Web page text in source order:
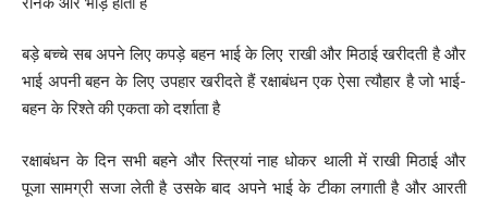
बड़े बच्चे सब अपने लिए कपड़े बहन भाई के लिए राखी और मिठाई खरीदती है और
भाई अपनी बहन के लिए उपहार खरीदते हैं रक्षाबंधन एक ऐसा त्यौहार है जो भाई-
बहन के रिश्ते की एकता को दर्शाता है
रक्षाबंधन के दिन सभी बहने और स्त्रियां नाह धोकर थाली में राखी मिठाई और
पूजा सामग्री सजा लेती है उसके बाद अपने भाई के टीका लगाती है और आरती